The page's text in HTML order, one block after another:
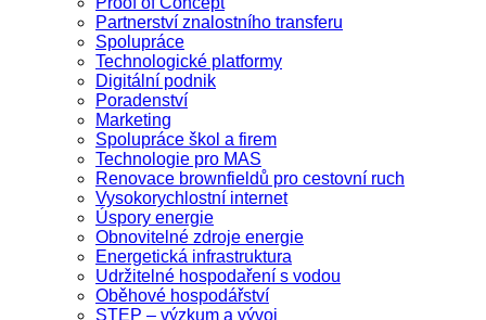
Partnerství znalostního transferu
Spolupráce
Technologické platformy
Digitální podnik
Poradenství
Marketing
Spolupráce škol a firem
Technologie pro MAS
Renovace brownfieldů pro cestovní ruch
Vysokorychlostní internet
Úspory energie
Obnovitelné zdroje energie
Energetická infrastruktura
Udržitelné hospodaření s vodou
Oběhové hospodářství
STEP – výzkum a vývoj